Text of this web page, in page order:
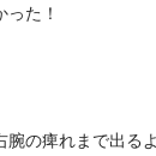
た！
腕の痺れまで出る